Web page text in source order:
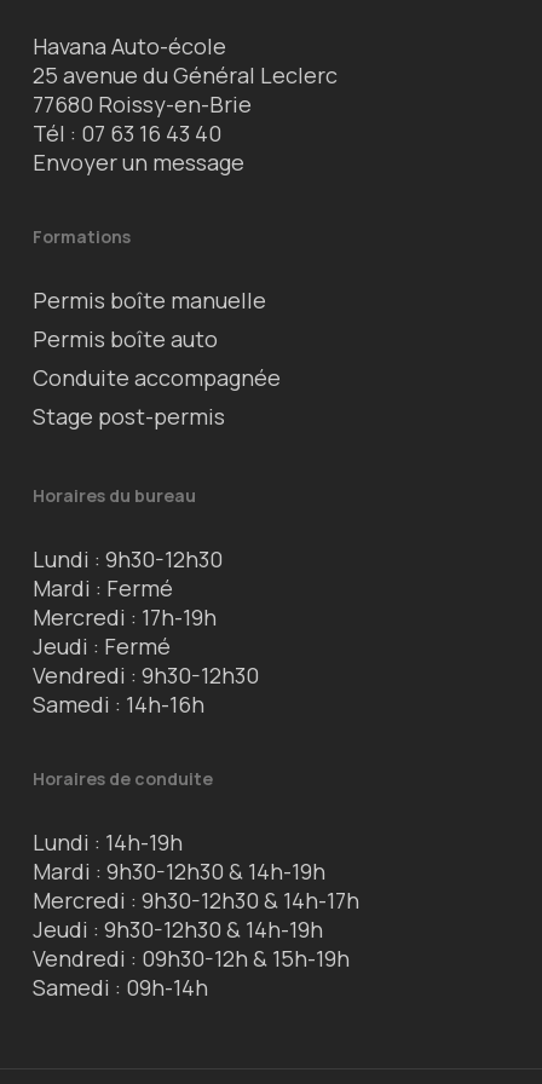
Havana Auto-école
25 avenue du Général Leclerc
77680 Roissy-en-Brie
Tél : 07 63 16 43 40
Envoyer un message
Formations
Permis boîte manuelle
Permis boîte auto
Conduite accompagnée
Stage post-permis
Horaires du bureau
Lundi : 9h30-12h30
Mardi : Fermé
Mercredi : 17h-19h
Jeudi : Fermé
Vendredi : 9h30-12h30
Samedi : 14h-16h
Horaires de conduite
Lundi : 14h-19h
Mardi : 9h30-12h30 & 14h-19h
Mercredi : 9h30-12h30 & 14h-17h
Jeudi : 9h30-12h30 & 14h-19h
Vendredi : 09h30-12h & 15h-19h
Samedi : 09h-14h